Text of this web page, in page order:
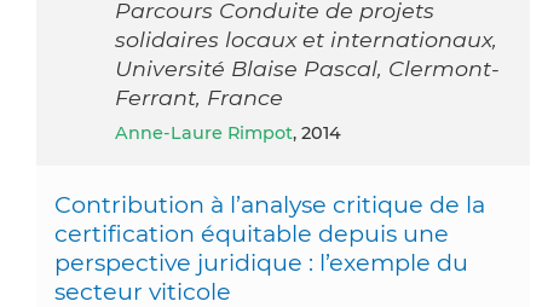
Parcours Conduite de projets
solidaires locaux et internationaux,
Université Blaise Pascal, Clermont-
Ferrant, France
Anne-Laure Rimpot, 2014
Contribution à l’analyse critique de la
certification équitable depuis une
perspective juridique : l’exemple du
secteur viticole